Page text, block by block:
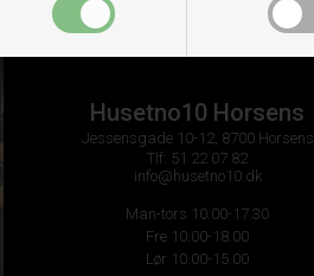
Husetno10 Horsens
Jessensgade 10-12, 8700 Horsens
Tlf: 51 22 07 82
info@husetno10.dk
Man-tors 10.00-17.30
Fre 10.00-18.00
Lør 10.00-15.00